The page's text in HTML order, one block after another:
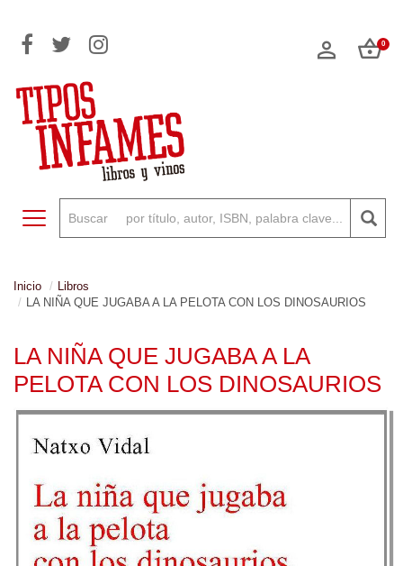
0
Toggle navigation
Inicio
Libros
LA NIÑA QUE JUGABA A LA PELOTA CON LOS DINOSAURIOS
LA NIÑA QUE JUGABA A LA
PELOTA CON LOS DINOSAURIOS